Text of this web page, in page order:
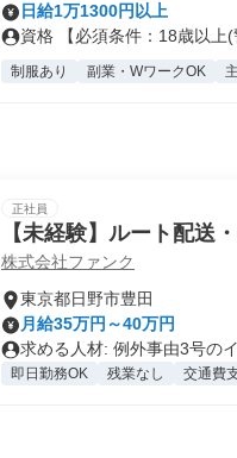
日給1万1300円以上
資格 【必須条件：18歳以上(
制服あり 副業・WワークOK
正社員
【未経験】ルート配送
株式会社ファンク
東京都日野市豊田
月給35万円～40万円
求める人材: 例外事由3号の
即日勤務OK 残業なし 交通費